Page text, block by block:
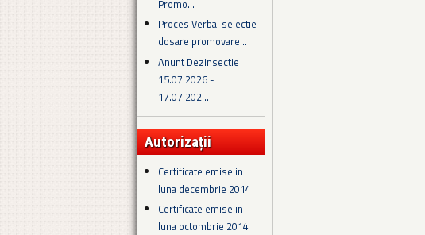
Promo...
Proces Verbal selectie
dosare promovare...
Anunt Dezinsectie
15.07.2026 -
17.07.202...
Autorizații
Certificate emise in
luna decembrie 2014
Certificate emise in
luna octombrie 2014